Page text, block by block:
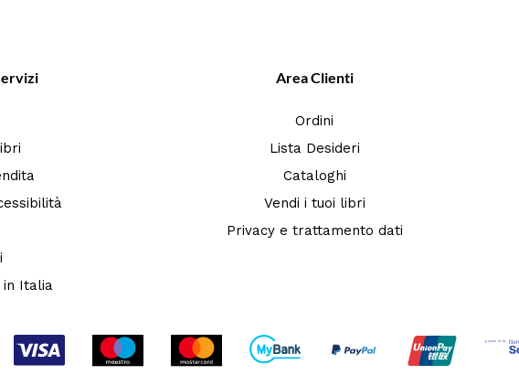
in Italia
Area Clienti
Ordini
Lista Desideri
Cataloghi
Vendi i tuoi libri
Privacy e trattamento dati